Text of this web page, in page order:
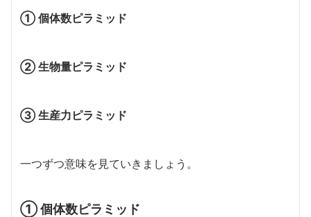
① 個体数ピラミッド
② 生物量ピラミッド
③ 生産力ピラミッド
一つずつ意味を見ていきましょう。
① 個体数ピラミッド